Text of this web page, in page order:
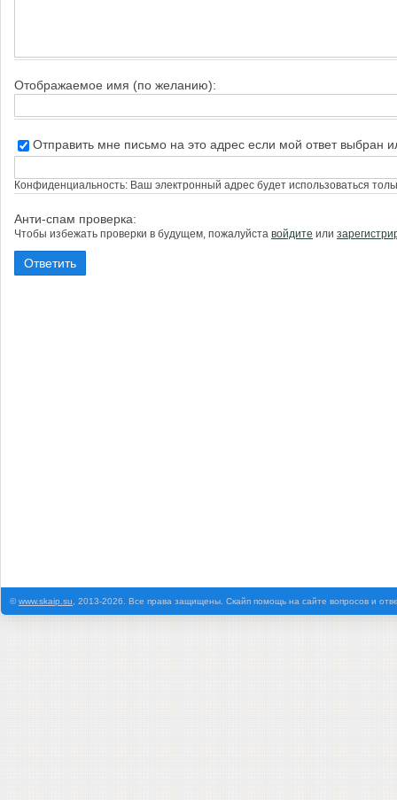
Отображаемое имя (по желанию):
Отправить мне письмо на это адрес если мой ответ выбран
Конфиденциальность: Ваш электронный адрес будет использоваться
Анти-спам проверка:
Чтобы избежать проверки в будущем, пожалуйста войдите или
©www.skaip.su , 2013-2026. Все права защищены. Скайп помощь на сайте вопросов и